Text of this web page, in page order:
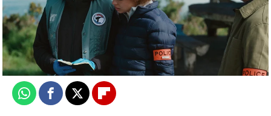
atreseries
Publicado:01 de junio de 2026, 08:00
WhatsappFacebook
X Flipboard